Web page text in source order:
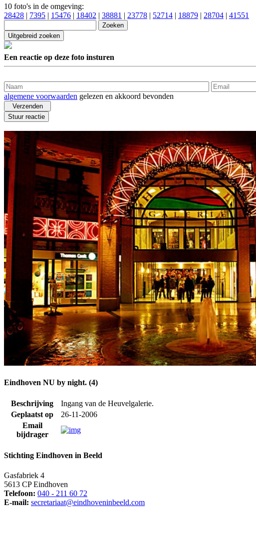
10 foto's in de omgeving:
28428
7395 15476 18402 38881 23778 52714 18879 28704 41551
Een reactie op deze foto insturen
algemene voorwaarden gelezen en akkoord bevonden
Eindhoven NU by night. (4)
Beschrijving
Ingang van de Heuvelgalerie.
Geplaatst op
26-11-2006
Email
bijdrager
Stichting Eindhoven in Beeld
Gasfabriek 4
5613 CP Eindhoven
Telefoon: 040 - 211 60 72
E-mail: secretariaat@eindhoveninbeeld.com